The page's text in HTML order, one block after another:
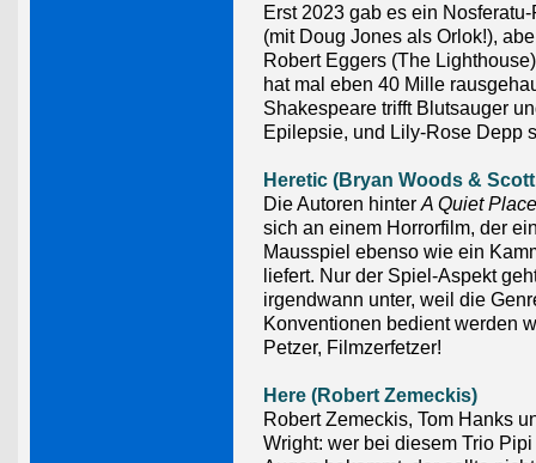
Erst 2023 gab es ein
(mit Doug Jones als Orlok!),
Robert Eggers (The
hat mal eben 40 Mille
Shakespeare trifft Blutsauger
Epilepsie, und Lily-Rose Depp
Heretic (Bryan Woods &
Die Autoren hinter A Quiet Place
sich an einem Horrorfilm, der
Mausspiel ebenso wie ein
liefert. Nur der Spiel-Aspekt
irgendwann unter, weil die
Konventionen bedient werden
Petzer, Filmzerfetzer!
Here (Robert Zemeckis)
Robert Zemeckis, Tom Hanks
Wright: wer bei diesem Trio